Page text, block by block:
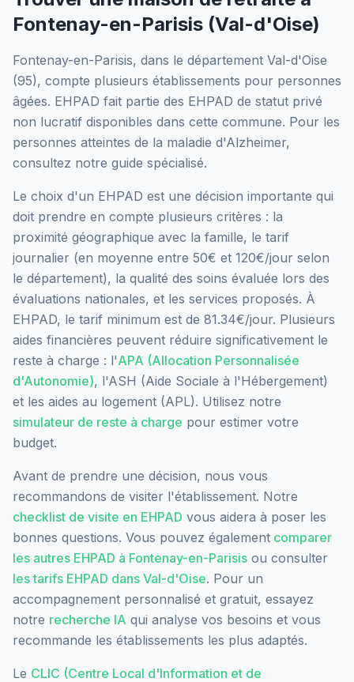
Fontenay-en-Parisis (Val-d'Oise)
Fontenay-en-Parisis, dans le département Val-d'Oise
(95), compte plusieurs établissements pour personnes
âgées. EHPAD fait partie des EHPAD de statut privé
non lucratif disponibles dans cette commune. Pour les
personnes atteintes de la maladie d'Alzheimer,
consultez notre guide spécialisé.
Le choix d'un EHPAD est une décision importante qui
doit prendre en compte plusieurs critères : la
proximité géographique avec la famille, le tarif
journalier (en moyenne entre 50€ et 120€/jour selon
le département), la qualité des soins évaluée lors des
évaluations nationales, et les services proposés. À
EHPAD, le tarif minimum est de 81.34€/jour. Plusieurs
aides financières peuvent réduire significativement le
reste à charge : l'APA (Allocation Personnalisée
d'Autonomie), l'ASH (Aide Sociale à l'Hébergement)
et les aides au logement (APL). Utilisez notre
simulateur de reste à charge pour estimer votre
budget.
Avant de prendre une décision, nous vous
recommandons de visiter l'établissement. Notre
checklist de visite en EHPAD vous aidera à poser les
bonnes questions. Vous pouvez également comparer
les autres EHPAD à Fontenay-en-Parisis ou consulter
les tarifs EHPAD dans Val-d'Oise. Pour un
accompagnement personnalisé et gratuit, essayez
notre recherche IA qui analyse vos besoins et vous
recommande les établissements les plus adaptés.
Le CLIC (Centre Local d'Information et de